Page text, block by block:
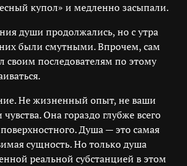
купол» и медленно засыпали.
души продолжались, но с утра
были смутными. Впрочем, сам
своим последователям по этому
Не жизненный опыт, не ваши
Она гораздо глубже всего
Душа — это самая
сущность. Но только душа
реальной субстанцией в этом